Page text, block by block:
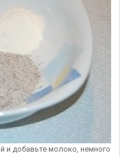
и добавьте молоко, немного